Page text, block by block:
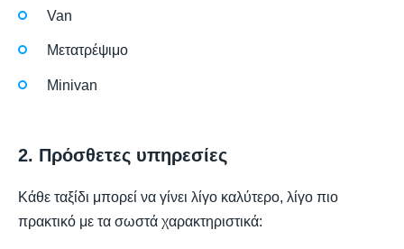
Van
Μετατρέψιμο
Minivan
2. Πρόσθετες υπηρεσίες
Κάθε ταξίδι μπορεί να γίνει λίγο καλύτερο, λίγο πιο
πρακτικό με τα σωστά χαρακτηριστικά: